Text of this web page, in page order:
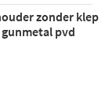
zonder klep
pvd